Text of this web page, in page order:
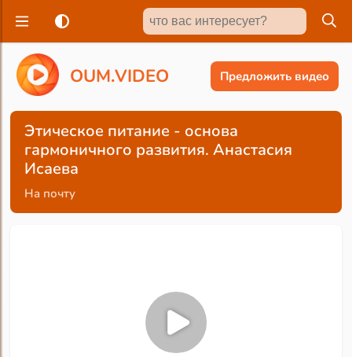
OUM.VIDEO Предложить видео
Этическое питание - основа
гармоничного развития. Анастасия
Исаева
На почту